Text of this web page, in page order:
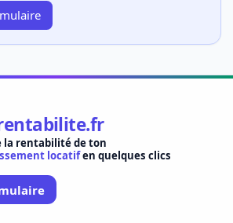
la rentabilité de ton
locatifen quelques clics